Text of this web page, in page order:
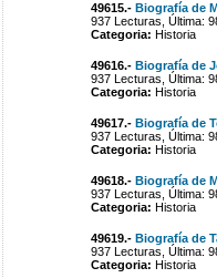
49615.- Biografía de
937 Lecturas, Última:
Categoria: Historia
49616.- Biografía de
937 Lecturas, Última:
Categoria: Historia
49617.- Biografía de
937 Lecturas, Última:
Categoria: Historia
49618.- Biografía de
937 Lecturas, Última:
Categoria: Historia
49619.- Biografía de
937 Lecturas, Última:
Categoria: Historia